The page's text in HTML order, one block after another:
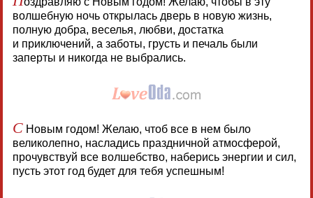
волшебную ночь открылась дверь в новую жизнь,
полную добра, веселья, любви, достатка
и приключений, а заботы, грусть и печаль были
заперты и никогда не выбрались.
СНовым годом! Желаю, чтоб все в нем было
великолепно, насладись праздничной атмосферой,
прочувствуй все волшебство, наберись энергии и сил,
пусть этот год будет для тебя успешным!